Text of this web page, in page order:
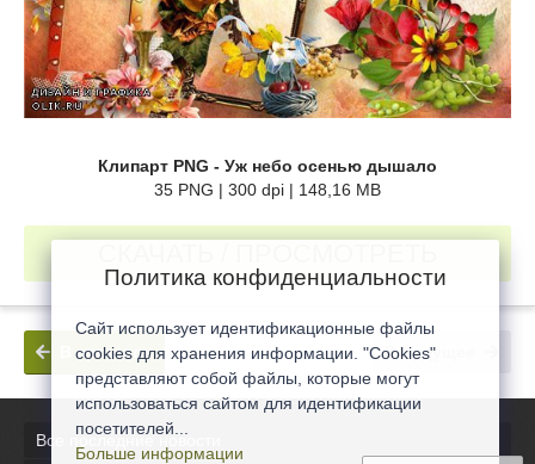
Клипарт PNG - Уж небо осенью дышало
35 PNG | 300 dpi | 148,16 MB
В будущее
В прошлое
Все последние новости
Политика конфиденциальности
Сайт использует идентификационные файлы
cookies для хранения информации. "Cookies"
представляют собой файлы, которые могут
использоваться сайтом для идентификации
посетителей...
Больше информации